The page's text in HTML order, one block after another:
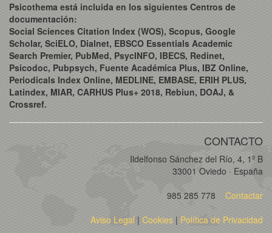
Psicothema está incluida en los siguientes Centros de
documentación:
Social Sciences Citation Index (WOS), Scopus, Google
Scholar, SciELO, Dialnet, EBSCO Essentials Academic
Search Premier, PubMed, PsycINFO, IBECS, Redinet,
Psicodoc, Pubpsych, Fuente Académica Plus, IBZ Online,
Periodicals Index Online, MEDLINE, EMBASE, ERIH PLUS,
Latindex, MIAR, CARHUS Plus+ 2018, Rebiun, DOAJ, &
Crossref.
CONTACTO
Ildelfonso Sánchez del Río, 4, 1º B
33001 Oviedo · España
985 285 778
Contactar
Aviso Legal| Cookies | Política de Privacidad